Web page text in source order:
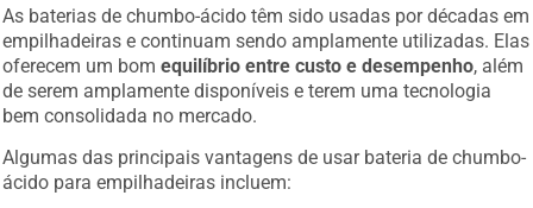
As baterias de chumbo-ácido têm sido usadas por décadas em
empilhadeiras e continuam sendo amplamente utilizadas. Elas
oferecem um bomequilíbrio entre custo e desempenho , além
de serem amplamente disponíveis e terem uma tecnologia
bem consolidada no mercado.
Algumas das principais vantagens de usar bateria de chumbo-
ácido para empilhadeiras incluem: